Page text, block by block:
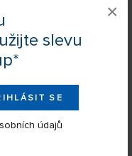
slevu
SE
údajů
×